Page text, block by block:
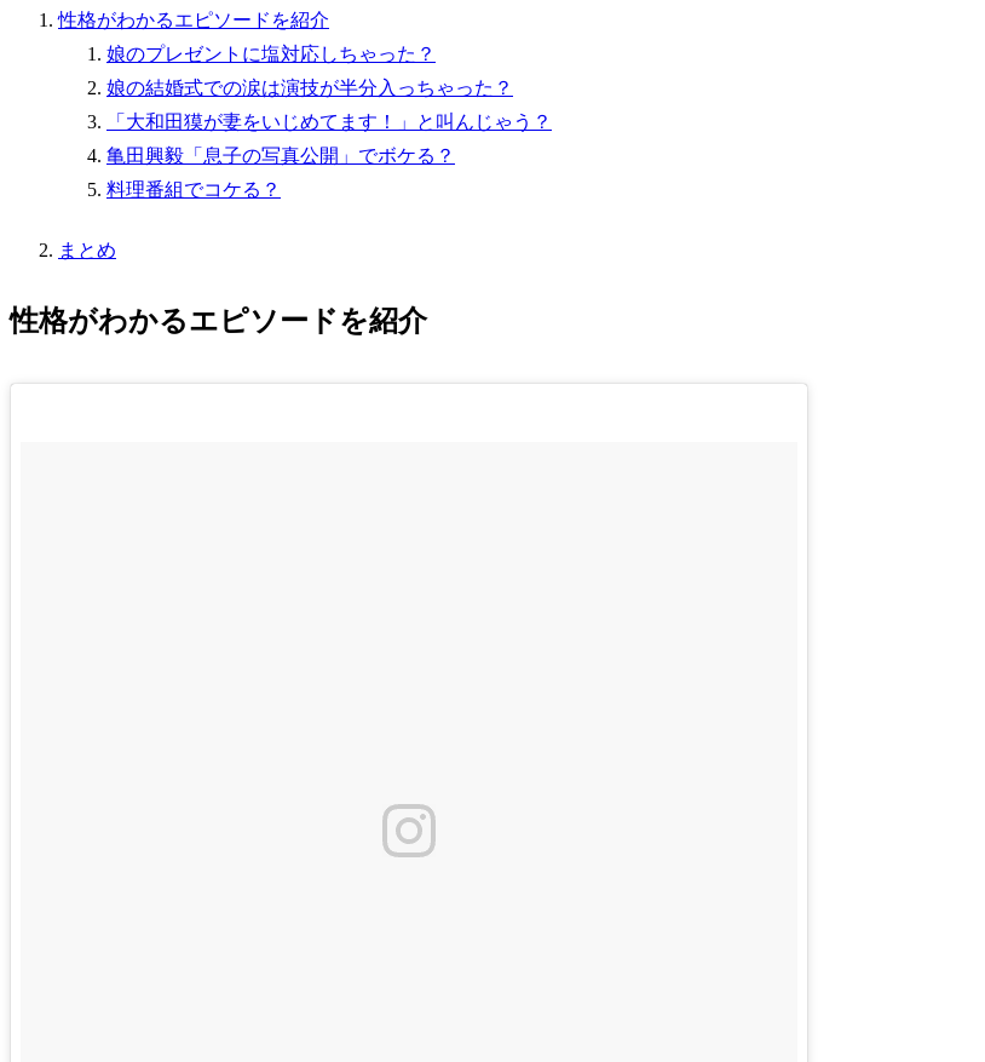
性格がわかるエピソードを紹介
娘のプレゼントに塩対応しちゃった？
娘の結婚式での涙は演技が半分入っちゃった？
「大和田獏が妻をいじめてます！」と叫んじゃう？
亀田興毅「息子の写真公開」でボケる？
料理番組でコケる？
まとめ
性格がわかるエピソードを紹介